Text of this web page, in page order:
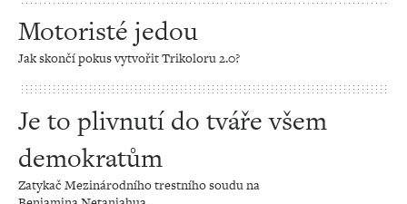
Motoristé jedou
Jak skončí pokus vytvořit Trikoloru 2.0?
Je to plivnutí do tváře všem
demokratům
Zatykač Mezinárodního trestního soudu na